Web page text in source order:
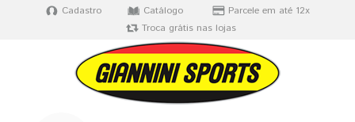
Cadastro Catálogo
Parcele em até 12x
Troca grátis nas lojas